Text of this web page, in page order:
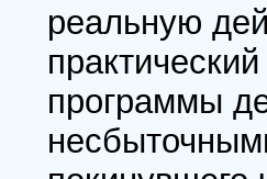
реальную
программы